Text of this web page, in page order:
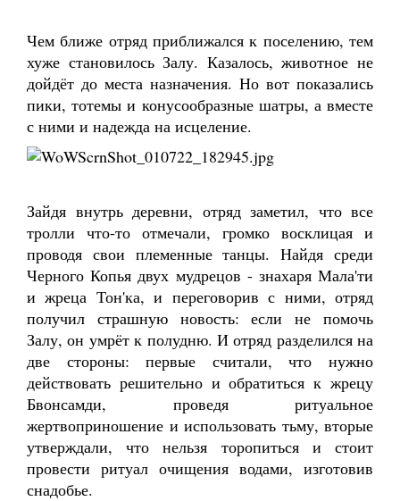
Чем ближе отряд приближался к поселению, тем
хуже становилось Залу. Казалось, животное не
дойдёт до места назначения. Но вот показались
пики, тотемы и конусообразные шатры, а вместе
с ними и надежда на исцеление.
Зайдя внутрь деревни, отряд заметил, что все
тролли что-то отмечали, громко восклицая и
проводя свои племенные танцы. Найдя среди
Черного Копья двух мудрецов - знахаря Мала'ти
и жреца Тон'ка, и переговорив с ними, отряд
получил страшную новость: если не помочь
Залу, он умрёт к полудню. И отряд разделился на
две стороны: первые считали, что нужно
действовать решительно и обратиться к жрецу
Бвонсамди, проведя ритуальное
жертвоприношение и использовать тьму, вторые
утверждали, что нельзя торопиться и стоит
провести ритуал очищения водами, изготовив
снадобье.